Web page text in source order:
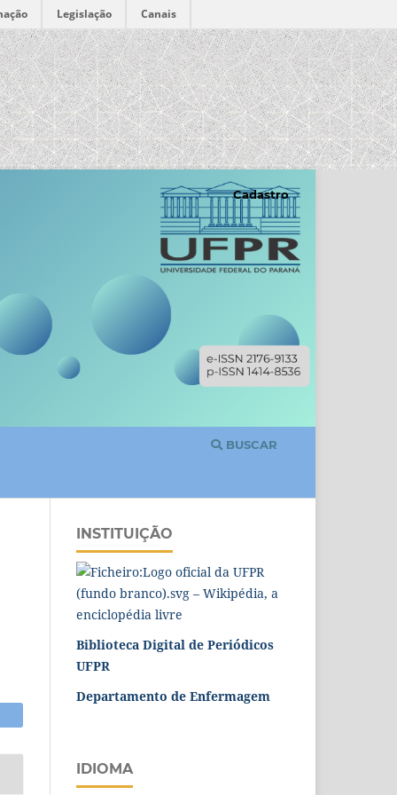
Legislação Canais
BUSCAR
Cadastro
INSTITUIÇÃO
Biblioteca Digital de Periódicos
UFPR
Departamento de Enfermagem
IDIOMA